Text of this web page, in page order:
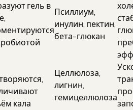
гель в
Псиллиум,
инулин, пектин,
бета-глюкан
кала
Целлюлоза,
лигнин,
гемицеллюлоза